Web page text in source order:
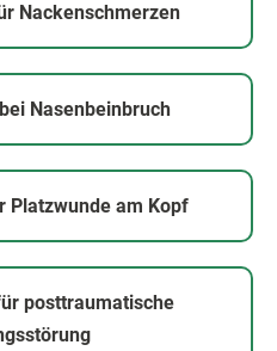
Nackenschmerzen
Nasenbeinbruch
Platzwunde am Kopf
posttraumatische